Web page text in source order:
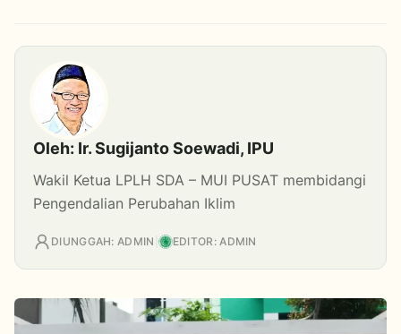
Oleh: Ir. Sugijanto Soewadi, IPU
Wakil Ketua LPLH SDA – MUI PUSAT membidangi
Pengendalian Perubahan Iklim
DIUNGGAH: ADMIN EDITOR: ADMIN